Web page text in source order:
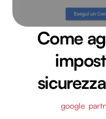
Come
google,